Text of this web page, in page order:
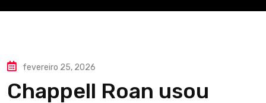
fevereiro 25, 2026
Chappell Roan usou